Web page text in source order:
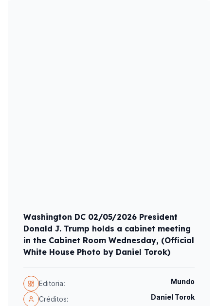
Washington DC 02/05/2026 President
Donald J. Trump holds a cabinet meeting
in the Cabinet Room Wednesday, (Official
White House Photo by Daniel Torok)
Editoria: Mundo
Créditos:
Daniel Torok